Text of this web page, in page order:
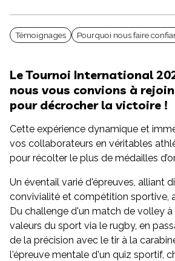
Témoignages Pourquoi nous faire
Le Tournoi International
nous vous convions à
pour décrocher la victoire !
Cette expérience dynamique et
vos collaborateurs en véritables
pour récolter le plus de médailles
Un éventail varié d'épreuves, alliant
convivialité et compétition sportive,
Du challenge d'un match de volley
valeurs du sport via le rugby, en
de la précision avec le tir à la
l'épreuve mentale d'un quiz sportif,